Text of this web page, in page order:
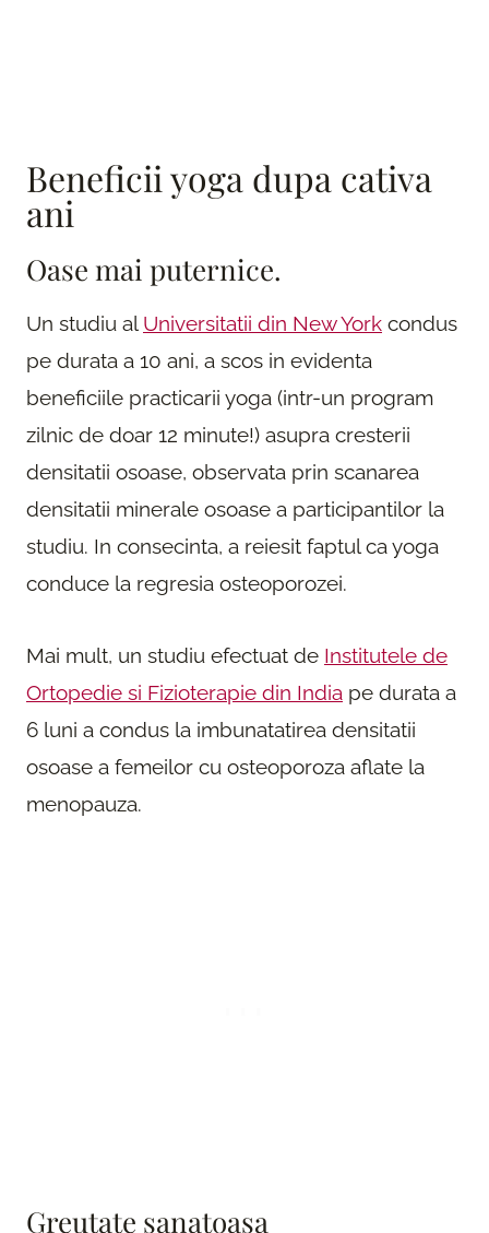
Beneficii yoga dupa cativa
ani
Oase mai puternice.
Un studiu al Universitatii din New York condus
pe durata a 10 ani, a scos in evidenta
beneficiile practicarii yoga (intr-un program
zilnic de doar 12 minute!) asupra cresterii
densitatii osoase, observata prin scanarea
densitatii minerale osoase a participantilor la
studiu. In consecinta, a reiesit faptul ca yoga
conduce la regresia osteoporozei.
Mai mult, un studiu efectuat de Institutele de
Ortopedie si Fizioterapie din India pe durata a
6 luni a condus la imbunatatirea densitatii
osoase a femeilor cu osteoporoza aflate la
menopauza.
Greutate sanatoasa